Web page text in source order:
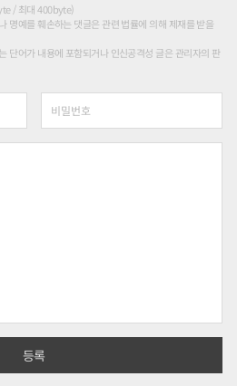
/ 최대 400byte)
명예를 훼손하는 댓글은 관련 법률에 의해 제재를 받을
단어가 내용에 포함되거나 인신공격성 글은 관리자의 판